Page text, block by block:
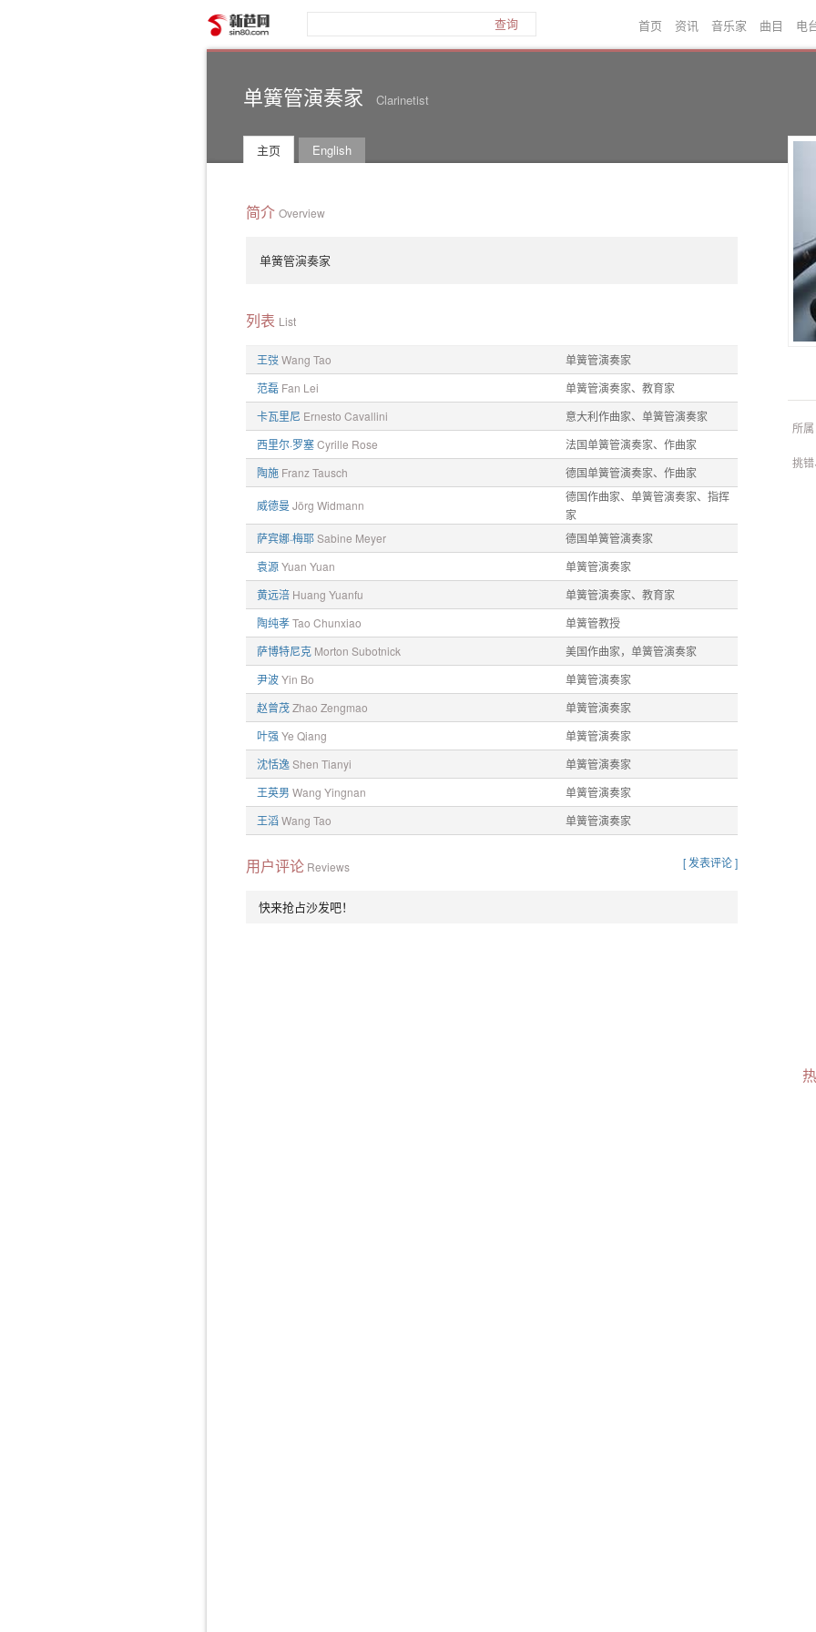
查询 首页 资讯 音乐家 曲目 电
单簧管演奏家 Clarinetist
主页 English
简介 Overview
单簧管演奏家
列表 List
王弢 Wang Tao
单簧管演奏家
范磊 Fan Lei
单簧管演奏家、教育家
卡瓦里尼 Ernesto Cavallini
意大利作曲家、单簧管演奏家
西里尔·罗塞Cyrille Rose
法国单簧管演奏家、作曲家
陶施 Franz Tausch 德国单簧管演奏家、作曲家
威德曼 Jörg Widmann
德国作曲家、单簧管演奏家、指挥
家
萨宾娜·梅耶Sabine Meyer
德国单簧管演奏家
袁源Yuan Yuan
单簧管演奏家
黄远涪 Huang Yuanfu
单簧管演奏家、教育家
陶纯孝Tao Chunxiao
单簧管教授
萨博特尼克 Morton Subotnick
美国作曲家，单簧管演奏家
尹波Yin Bo
单簧管演奏家
赵曾茂Zhao Zengmao
单簧管演奏家
叶强 Ye Qiang
单簧管演奏家
沈恬逸Shen Tianyi
单簧管演奏家
王英男 Wang Yingnan
单簧管演奏家
王滔Wang Tao 单簧管演奏家
用户评论 Reviews [ 发表评论 ]
快来抢占沙发吧！
所属
挑错